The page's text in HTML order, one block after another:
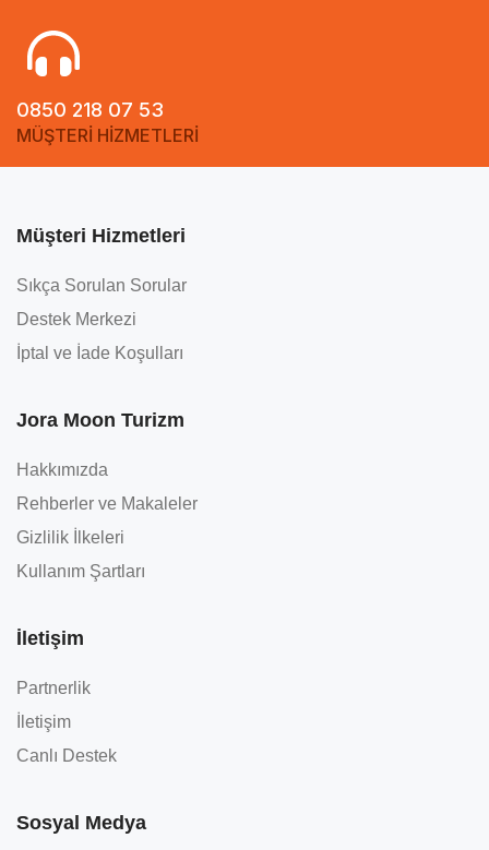
0850 218 07 53
MÜŞTERİ HİZMETLERİ
Müşteri Hizmetleri
Sıkça Sorulan Sorular
Destek Merkezi
İptal ve İade Koşulları
Jora Moon Turizm
Hakkımızda
Rehberler ve Makaleler
Gizlilik İlkeleri
Kullanım Şartları
İletişim
Partnerlik
İletişim
Canlı Destek
Sosyal Medya